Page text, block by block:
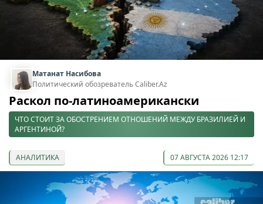
Матанат Насибова
Политический обозреватель Caliber.Az
Раскол по-латиноамерикански
ЧТО СТОИТ ЗА ОБОСТРЕНИЕМ ОТНОШЕНИЙ МЕЖДУ БРАЗИЛИЕЙ И
АРГЕНТИНОЙ?
АНАЛИТИКА 07 АВГУСТА 2026 12:17